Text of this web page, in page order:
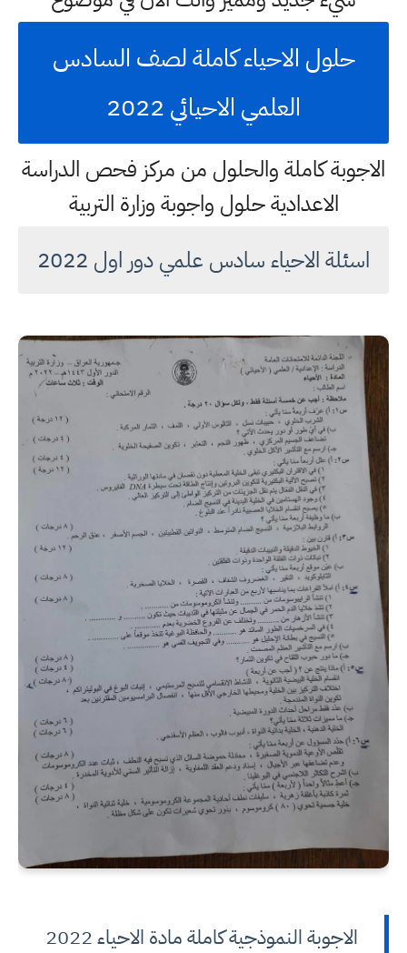
حلول الاحياء كاملة لصف السادس
العلمي الاحيائي 2022
الاجوبة كاملة والحلول من مركز فحص الدراسة
الاعدادية حلول واجوبة وزارة التربية
اسئلة الاحياء سادس علمي دور اول 2022
الاجوبة النموذجية كاملة مادة الاحياء 2022